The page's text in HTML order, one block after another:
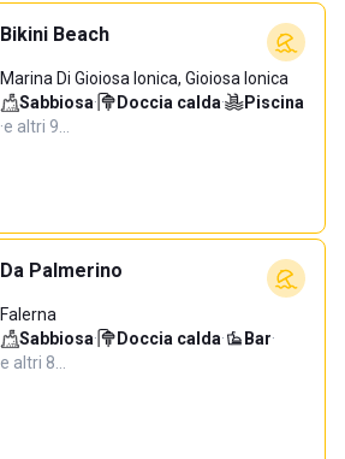
Bikini Beach
Marina Di Gioiosa Ionica, Gioiosa Ionica
Sabbiosa· Doccia calda·
Piscina
·e altri 9…
Da Palmerino
Falerna
Sabbiosa· Doccia calda· Bar·
e altri 8…